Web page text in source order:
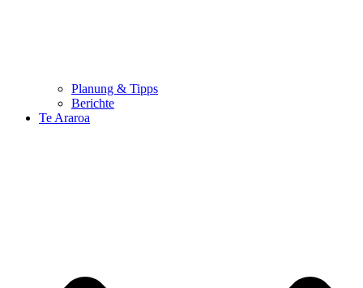
Planung & Tipps
Berichte
Te Araroa